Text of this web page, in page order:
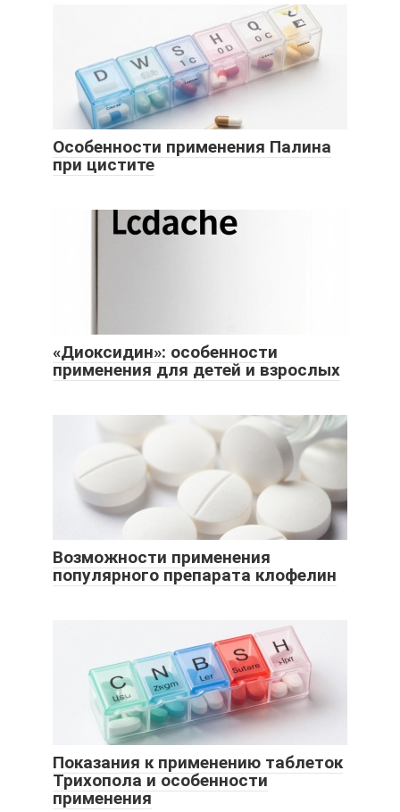
Особенности применения Палина
при цистите
«Диоксидин»: особенности
применения для детей и взрослых
Возможности применения
популярного препарата клофелин
Показания к применению таблеток
Трихопола и особенности
применения